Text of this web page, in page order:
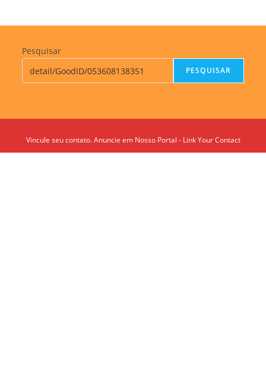
Pesquisar
PESQUISAR
Vincule seu contato. Anuncie em Nosso Portal - Link Your Contact